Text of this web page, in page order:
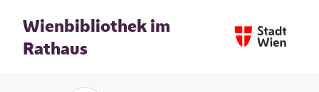
Wienbibliothek im
Rathaus